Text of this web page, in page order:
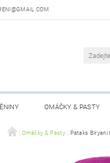
OMÁČKY & PASTY
ÚDAJŮ
Omáčky & Pasty Pataks Biryani